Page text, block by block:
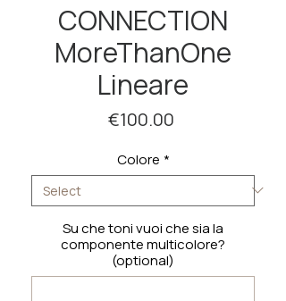
CONNECTION
MoreThanOne
Lineare
€100.00Price
Colore *
Su che toni vuoi che sia la
componente multicolore?
(optional)